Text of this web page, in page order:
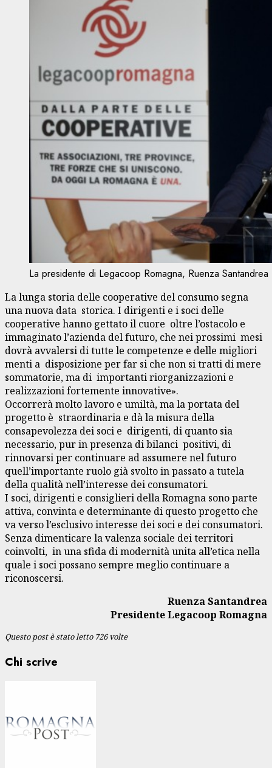
La presidente di Legacoop Romagna, Ruenza
La lunga storia delle cooperative del consumo segna
una nuova data storica. I dirigenti e i soci delle
cooperative hanno gettato il cuore oltre l’ostacolo e
immaginato l’azienda del futuro, che nei prossimi mesi
dovrà avvalersi di tutte le competenze e delle migliori
menti a disposizione per far si che non si tratti di mere
sommatorie, ma di importanti riorganizzazioni e
realizzazioni fortemente innovative».
Occorrerà molto lavoro e umiltà, ma la portata del
progetto è straordinaria e dà la misura della
consapevolezza dei soci e dirigenti, di quanto sia
necessario, pur in presenza di bilanci positivi, di
rinnovarsi per continuare ad assumere nel futuro
quell’importante ruolo già svolto in passato a tutela
della qualità nell’interesse dei consumatori.
I soci, dirigenti e consiglieri della Romagna sono parte
attiva, convinta e determinante di questo progetto che
va verso l’esclusivo interesse dei soci e dei consumatori.
Senza dimenticare la valenza sociale dei territori
coinvolti, in una sfida di modernità unita all’etica nella
quale i soci possano sempre meglio continuare a
riconoscersi.
Ruenza Santandrea
PresidenteLegacoop Romagna
Questo post è stato letto 726 volte
Chi scrive